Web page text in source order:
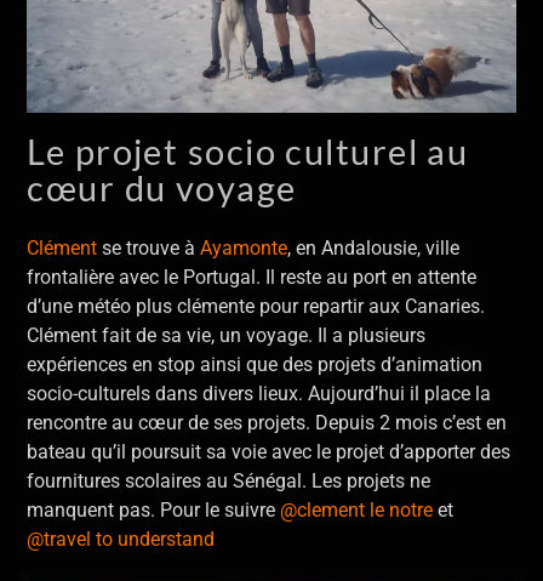
Le projet socio culturel au
cœur du voyage
Clément se trouve àAyamonte, en Andalousie, ville
frontalière avec le Portugal. Il reste au port en attente
d’une météo plus clémente pour repartir aux Canaries.
Clément fait de sa vie, un voyage. Il a plusieurs
expériences en stop ainsi que des projets d’animation
socio-culturels dans divers lieux. Aujourd’hui il place la
rencontre au cœur de ses projets. Depuis 2 mois c’est en
bateau qu’il poursuit sa voie avec le projet d’apporter des
fournitures scolaires au Sénégal. Les projets ne
manquent pas. Pour le suivre @clement le notre et
@travel to understand